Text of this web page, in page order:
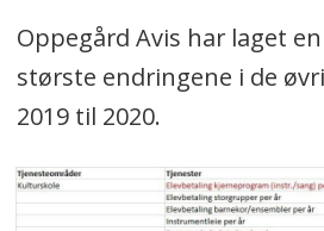
Oppegård Avis har laget
største endringene i de
2019 til 2020.